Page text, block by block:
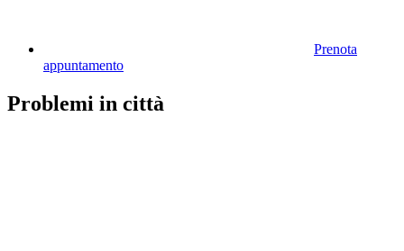
Prenota
appuntamento
Problemi in città